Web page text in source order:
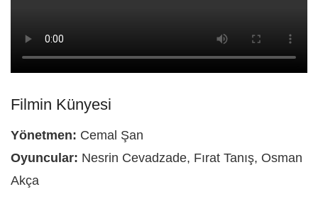
Filmin Künyesi
Yönetmen: Cemal Şan
Oyuncular: Nesrin Cevadzade, Fırat Tanış, Osman
Akça